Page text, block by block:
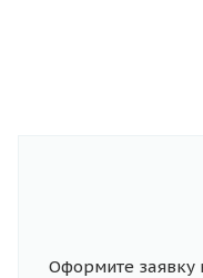
Оформите заявку